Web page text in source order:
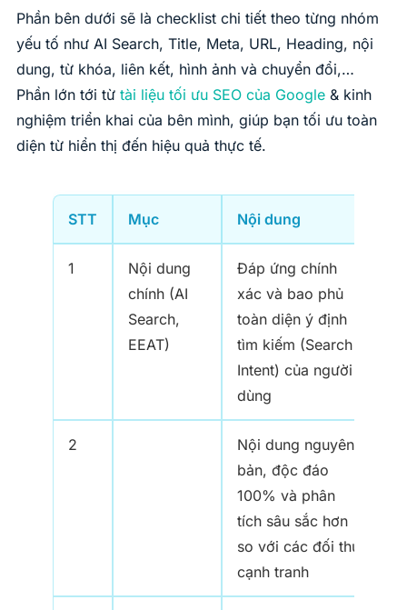
Phần bên dưới sẽ là checklist chi tiết theo từng nhóm
yếu tố như AI Search, Title, Meta, URL, Heading, nội
dung, từ khóa, liên kết, hình ảnh và chuyển đổi,…
Phần lớn tới từ tài liệu tối ưu SEO của Google & kinh
nghiệm triển khai của bên mình, giúp bạn tối ưu toàn
diện từ hiển thị đến hiệu quả thực tế.
STT Mục Nội dung
1
Nội dung
chính (AI
Search,
EEAT)
Đáp ứng chính
xác và bao phủ
toàn diện ý định
tìm kiếm (Search
Intent) của người
dùng
2
Nội dung nguyên
bản, độc đáo
100% và phân
tích sâu sắc hơn
so với các đối thủ
cạnh tranh